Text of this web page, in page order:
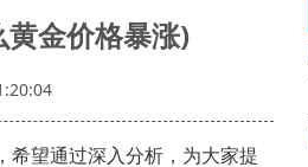
金价格暴涨)
希望通过深入分析，为大家提